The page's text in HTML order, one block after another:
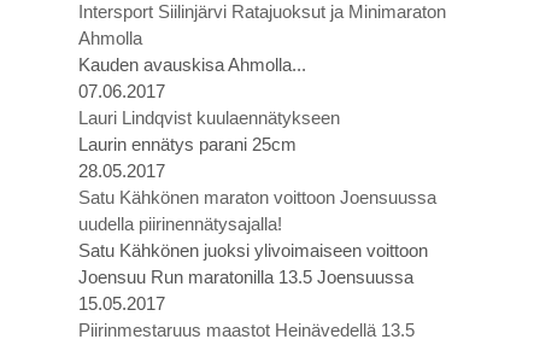
Intersport Siilinjärvi Ratajuoksut ja Minimaraton
Ahmolla
Kauden avauskisa Ahmolla...
07.06.2017
Lauri Lindqvist kuulaennätykseen
Laurin ennätys parani 25cm
28.05.2017
Satu Kähkönen maraton voittoon Joensuussa
uudella piirinennätysajalla!
Satu Kähkönen juoksi ylivoimaiseen voittoon
Joensuu Run maratonilla 13.5 Joensuussa
15.05.2017
Piirinmestaruus maastot Heinävedellä 13.5